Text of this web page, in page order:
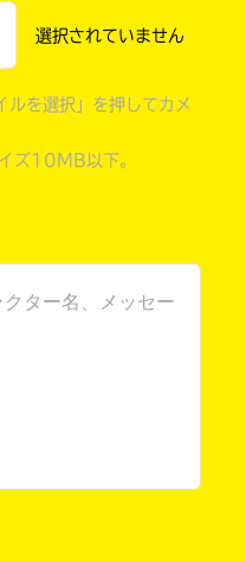
を選択」を押してカメ
ズ10MB以下。